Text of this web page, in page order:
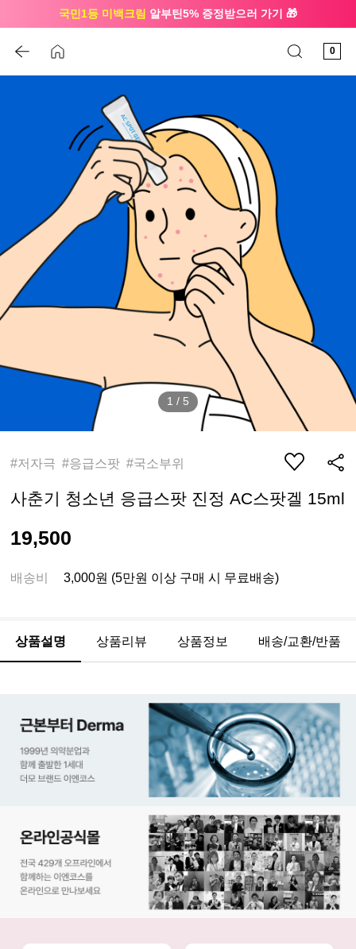
국민1등 미백크림 알부틴5% 증정받으러 가기 🎁
0
1 / 5
#저자극 #응급스팟 #국소부위
사춘기 청소년 응급스팟 진정 AC스팟겔 15ml
19,500
배송비 3,000원 (5만원 이상 구매 시 무료배송)
상품설명 상품리뷰 상품정보 배송/교환/반품